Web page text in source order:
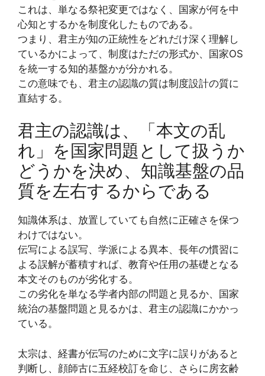
これは、単なる祭祀変更ではなく、国家が何を中
心知とするかを制度化したものである。
つまり、君主が知の正統性をどれだけ深く理解し
ているかによって、制度はただの形式か、国家OS
を統一する知的基盤かが分かれる。
この意味でも、君主の認識の質は制度設計の質に
直結する。
君主の認識は、「本文の乱
れ」を国家問題として扱うか
どうかを決め、知識基盤の品
質を左右するからである
知識体系は、放置していても自然に正確さを保つ
わけではない。
伝写による誤写、学派による異本、長年の慣習に
よる誤解が蓄積すれば、教育や任用の基礎となる
本文そのものが劣化する。
この劣化を単なる学者内部の問題と見るか、国家
統治の基盤問題と見るかは、君主の認識にかかっ
ている。
太宗は、経書が伝写のために文字に誤りがあると
判断し、顔師古に五経校訂を命じ、さらに房玄齢